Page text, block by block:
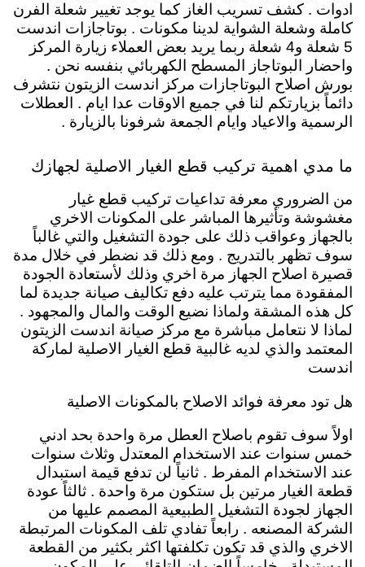
ادوات . كشف تسريب الغاز كما يوجد تغيير شعلة الفرن
كاملة وشعلة الشواية لدينا مكونات . بوتاجازات اندست
5 شعلة و4 شعلة ربما يريد بعض العملاء زيارة المركز
واحضار البوتاجاز المسطح الكهربائي بنفسه نحن .
بورش اصلاح البوتاجازات مركز اندست الزيتون نتشرف
دائماً بزيارتكم لنا في جميع الاوقات عدا ايام . العطلات
الرسمية والاعياد وايام الجمعة شرفونا بالزيارة .
ما مدي اهمية تركيب قطع الغيار الاصلية لجهازك
من الضروري معرفة تداعيات تركيب قطع غيار
مغشوشة وتأثيرها المباشر على المكونات الاخري
بالجهاز وعواقب ذلك على جودة التشغيل والتي غالباً
سوف تظهر بالتدريج . ومع ذلك قد نضطر في خلال مدة
قصيرة اصلاح الجهاز مرة اخري وذلك لأستعادة الجودة
المفقودة مما يترتب عليه دفع تكاليف صيانة جديدة لما
كل هذه المشقة ولماذا نضيع الوقت والمال والمجهود .
لماذا لا نتعامل مباشرة مع مركز صيانة اندست الزيتون
المعتمد والذي لديه غالبية قطع الغيار الاصلية لماركة
اندست
هل تود معرفة فوائد الاصلاح بالمكونات الاصلية
اولاً سوف تقوم باصلاح العطل مرة واحدة بحد ادني
خمس سنوات عند الاستخدام المعتدل وثلاث سنوات
عند الاستخدام المفرط . ثانياً لن تدفع قيمة استبدال
قطعة الغيار مرتين بل ستكون مرة واحدة . ثالثاً عودة
الجهاز لجودة التشغيل الطبيعية المصمم عليها من
الشركة المصنعه . رابعاً تفادي تلف المكونات المرتبطة
الاخري والذي قد تكون تكلفتها اكثر بكثير من القطعة